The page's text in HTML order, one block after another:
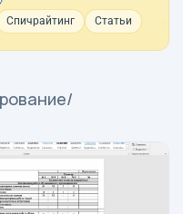
Спичрайтинг Статьи